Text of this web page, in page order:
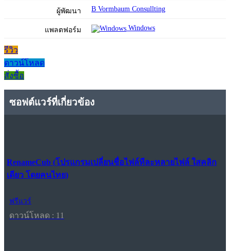
ผู้พัฒนา B Vormbaum Consullting
แพลตฟอร์ม Windows
รีวิว
ดาวน์โหลด
สั่งซื้อ
ซอฟต์แวร์ที่เกี่ยวข้อง
RenameCub (โปรแกรมเปลี่ยนชื่อไฟล์ทีละหลายไฟล์ ใสคลิก
เดียว โดยคนไทย)
ฟรีแวร์
ดาวน์โหลด : 11